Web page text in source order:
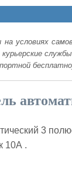
на условиях
курьерские
3
10А .